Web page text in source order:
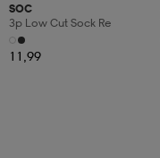
SOC
3p Low Cut Sock Re
11,99